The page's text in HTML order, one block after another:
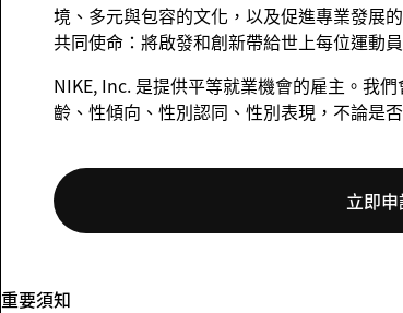
境、多元與包容的文化，以及促進專業發展
共同使命：將啟發和創新帶給世上每位運動
NIKE, Inc. 是提供平等就業機會的雇主。我
齡、性傾向、性別認同、性別表現，不論是
立即
重要須知